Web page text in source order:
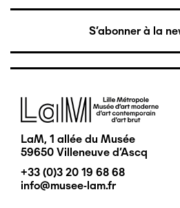
S'abonner à la
Image
LaM, 1 allée du Musée
59650 Villeneuve d'Ascq
+33 (0)3 20 19 68 68
info@musee-lam.fr